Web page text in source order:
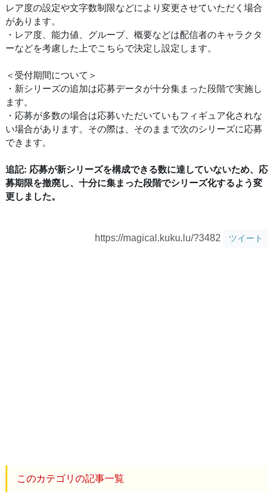
レア度の設定や文字数制限などにより変更させていただく場合
があります。
・レア度、能力値、グループ、概要などは配信者のキャラクタ
ーなどを考慮した上でこちらで決定し設定します。
＜受付期間について＞
・新シリーズの追加は応募データが十分集まった段階で実施し
ます。
・応募が多数の場合は応募いただいていもフィギュア化されな
い場合があります。その際は、そのままで次のシリーズに応募
できます。
追記: 応募が新シリーズを構成できる数に達していないため、応
募期限を撤廃し、十分に集まった段階でシリーズ化するよう変
更しました。
https://magical.kuku.lu/?3482 ツイート
このカテゴリの記事一覧